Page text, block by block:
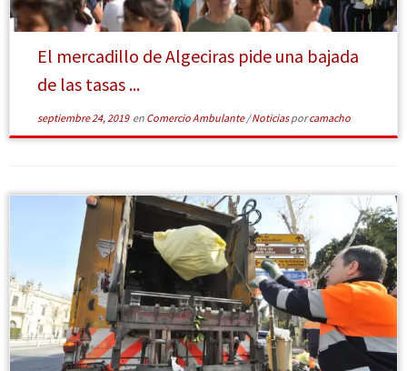
[Leer más]
El mercadillo de Algeciras pide una bajada
de las tasas ...
septiembre 24, 2019en Comercio Ambulante/Noticiasporcamacho